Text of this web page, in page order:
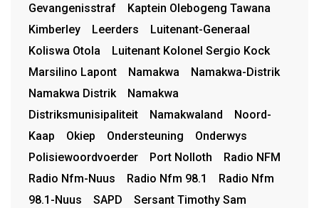
Gevangenisstraf
Kaptein Olebogeng Tawana
Kimberley
Leerders
Luitenant-Generaal
Koliswa Otola
Luitenant Kolonel Sergio Kock
Marsilino Lapont
Namakwa
Namakwa-Distrik
Namakwa Distrik
Namakwa
Distriksmunisipaliteit
Namakwaland
Noord-
Kaap
Okiep Ondersteuning
Onderwys
Polisiewoordvoerder
Port Nolloth
Radio NFM
Radio Nfm-Nuus
Radio Nfm 98.1
Radio Nfm
98.1-Nuus
SAPD
Sersant Timothy Sam